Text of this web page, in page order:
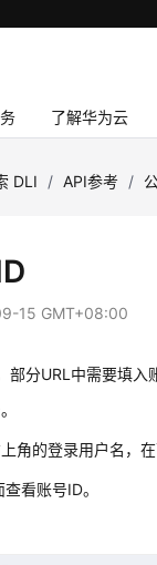
了解华为云
DLI / API参考 /
15 GMT+08:00
部分URL中需要填
角的登录用户名，在
看账号ID。